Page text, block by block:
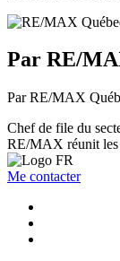
Par RE/
Par RE/MAX
Chef de file du
RE/MAX réunit les
Me contacter